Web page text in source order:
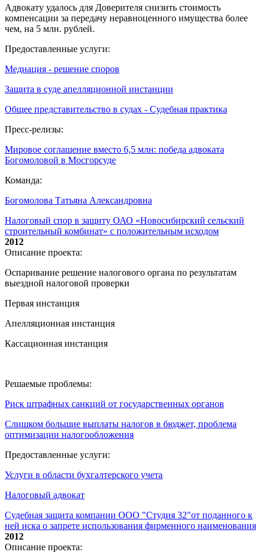
Адвокату удалось для Доверителя снизить стоимость
компенсации за передачу неравноценного имущества более
чем, на 5 млн. рублей.
Предоставленные услуги:
Медиация - решение споров
Защита в суде апелляционной инстанции
Общее представительство в судах - Судебная практика
Пресс-релизы:
Мировое соглашение вместо 6,5 млн: победа адвоката
Богомоловой в Мосгорсуде
Команда:
Богомолова Татьяна Александровна
Налоговый спор в защиту ОАО «Новосибирский сельский
строительный комбинат» с положительным исходом
2012
Описание проекта:
Оспаривание решение налогового органа по результатам
выездной налоговой проверки
Первая инстанция
Апелляционная инстанция
Кассационная инстанция
Решаемые проблемы:
Риск штрафных санкций от государственных органов
Слишком большие выплаты налогов в бюджет, проблема
оптимизации налогообложения
Предоставленные услуги:
Услуги в области бухгалтерского учета
Налоговый адвокат
Судебная защита компании ООО "Студия 32"от поданного к
ней иска о запрете использования фирменного наименования
2012
Описание проекта: